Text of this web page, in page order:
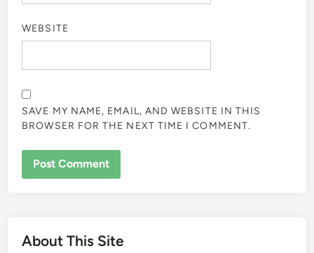
WEBSITE
SAVE MY NAME, EMAIL, AND WEBSITE IN THIS
BROWSER FOR THE NEXT TIME I COMMENT.
About This Site